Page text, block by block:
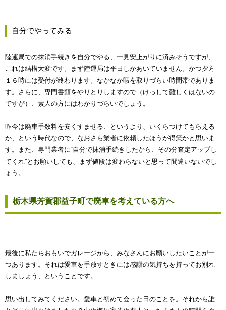
自分でやってみる
陸運局での抹消手続きを自分でやる、一見安上がりに済みそうですが、
これは結構大変です。まず陸運局は平日しかあいていません。かつ夕方
１６時には受付が終わります。なかなか暇を取りづらい時間帯でありま
す。さらに、専門書類をやりとりしますので（けっして難しくはないの
ですが）、素人の方にはわかりづらいでしょう。
昨今は廃車手数料を安くすませる、というより、いくらつけてもらえる
か、という時代なので、なおさら業者に依頼したほうが得策かと思いま
す。また、専門業者に“自分で抹消手続きしたから、その分査定アップし
てくれ”とお願いしても、まず値段は変わらないと思って間違いないでし
ょう。
栃木県芳賀郡益子町で廃車を考えている方へ
最後に私たちおもいでガレージから、みなさんにお願いしたいことが一
つあります。それは愛車を手放すときには感謝の気持ちを持ってお別れ
しましょう、ということです。
思い出してみてください。愛車と初めて会った日のことを。それから誰